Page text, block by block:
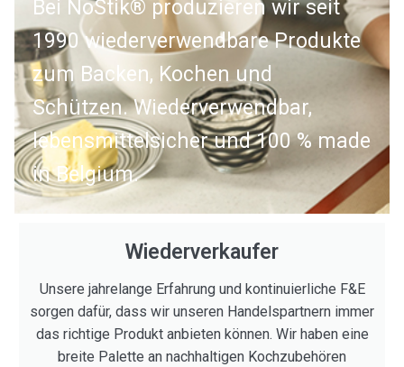
Bei NoStik® produzieren wir seit
1990 wiederverwendbare Produkte
zum Backen, Kochen und
Schützen. Wiederverwendbar,
lebensmittelsicher und 100 % made
in Belgium.
Wiederverkaufer
Unsere jahrelange Erfahrung und kontinuierliche F&E
sorgen dafür, dass wir unseren Handelspartnern immer
das richtige Produkt anbieten können. Wir haben eine
breite Palette an nachhaltigen Kochzubehören